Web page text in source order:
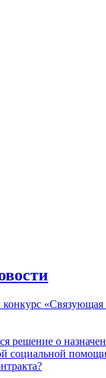
«Связующая
решение о
социальной